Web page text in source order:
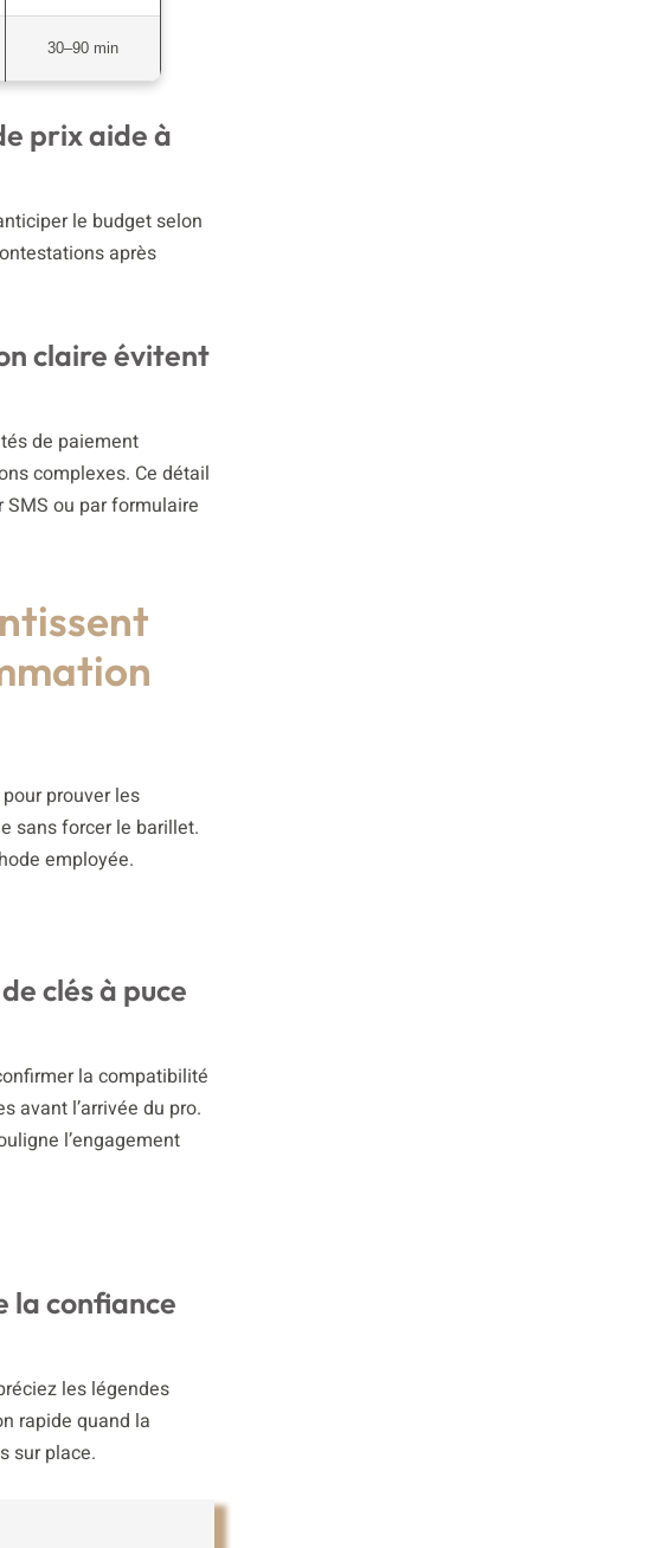
30–90 min
prix aide à
le budget selon
après
claire évitent
de paiement
complexes. Ce détail
SMS ou par formulaire
prouver les
sans forcer le barillet.
employée.
clés à puce
la compatibilité
avant l’arrivée du pro.
l’engagement
la confiance
les légendes
rapide quand la
sur place.